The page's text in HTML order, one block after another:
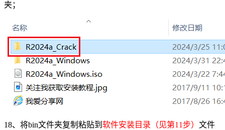
夹；
18、将bin文件夹复制粘贴到 软件安装目录（见第11步） 文件